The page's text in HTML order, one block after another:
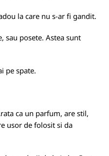
la care nu s-ar fi gandit.
sau posete. Astea sunt
pe spate.
ca un parfum, are stil,
usor de folosit si da